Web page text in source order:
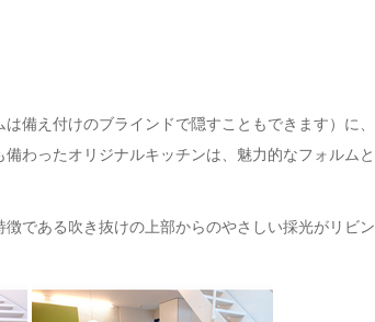
備え付けのブラインドで隠すこともできます）に、
わったオリジナルキッチンは、魅力的なフォルムと
である吹き抜けの上部からのやさしい採光がリビン